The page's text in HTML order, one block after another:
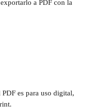
a PDF con la
es para uso digital,